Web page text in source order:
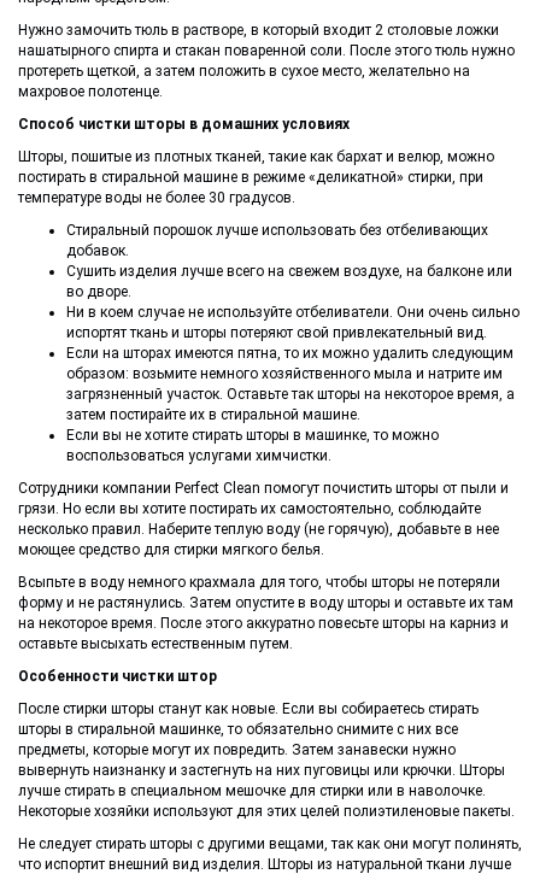
Нужно замочить тюль в растворе, в который входит 2 столовые ложки
нашатырного спирта и стакан поваренной соли. После этого тюль нужно
протереть щеткой, а затем положить в сухое место, желательно на
махровое полотенце.
Способ чистки шторы в домашних условиях
Шторы, пошитые из плотных тканей, такие как бархат и велюр, можно
постирать в стиральной машине в режиме «деликатной» стирки, при
температуре воды не более 30 градусов.
Стиральный порошок лучше использовать без отбеливающих
добавок.
Сушить изделия лучше всего на свежем воздухе, на балконе или
во дворе.
Ни в коем случае не используйте отбеливатели. Они очень сильно
испортят ткань и шторы потеряют свой привлекательный вид.
Если на шторах имеются пятна, то их можно удалить следующим
образом: возьмите немного хозяйственного мыла и натрите им
загрязненный участок. Оставьте так шторы на некоторое время, а
затем постирайте их в стиральной машине.
Если вы не хотите стирать шторы в машинке, то можно
воспользоваться услугами химчистки.
Сотрудники компании Perfect Clean помогут почистить шторы от пыли и
грязи. Но если вы хотите постирать их самостоятельно, соблюдайте
несколько правил. Наберите теплую воду (не горячую), добавьте в нее
моющее средство для стирки мягкого белья.
Всыпьте в воду немного крахмала для того, чтобы шторы не потеряли
форму и не растянулись. Затем опустите в воду шторы и оставьте их там
на некоторое время. После этого аккуратно повесьте шторы на карниз и
оставьте высыхать естественным путем.
Особенности чистки штор
После стирки шторы станут как новые. Если вы собираетесь стирать
шторы в стиральной машинке, то обязательно снимите с них все
предметы, которые могут их повредить. Затем занавески нужно
вывернуть наизнанку и застегнуть на них пуговицы или крючки. Шторы
лучше стирать в специальном мешочке для стирки или в наволочке.
Некоторые хозяйки используют для этих целей полиэтиленовые пакеты.
Не следует стирать шторы с другими вещами, так как они могут полинять,
что испортит внешний вид изделия. Шторы из натуральной ткани лучше